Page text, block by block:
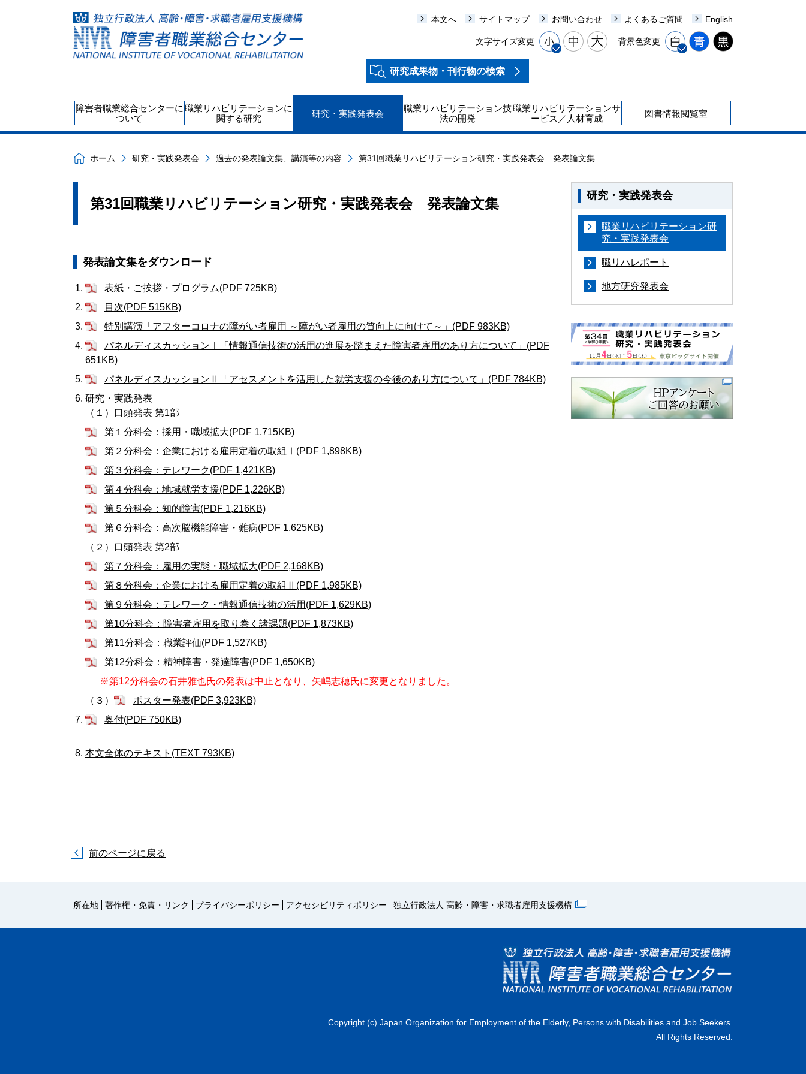
本文へ サイトマップ お問い合わせ よくあるご質問 English
文字サイズ変更 背景色変更
研究成果物・刊行物の検索
障害者職業総合センターに
ついて
職業リハビリテーションに
関する研究
研究・実践発表会
職業リハビリテーション技
法の開発
職業リハビリテーションサ
ービス／人材育成
図書情報閲覧室
ホーム 研究・実践発表会 過去の発表論文集、講演等の内容 第31回職業リハビリテーション研究・実践発表会 発表論文集
第31回職業リハビリテーション研究・実践発表会 発表論文集
発表論文集をダウンロード
表紙・ご挨拶・プログラム(PDF 725KB)
目次(PDF 515KB)
特別講演「アフターコロナの障がい者雇用 ～障がい者雇用の質向上に向けて～」(PDF 983KB)
パネルディスカッションⅠ「情報通信技術の活用の進展を踏まえた障害者雇用のあり方について」(PDF
651KB)
パネルディスカッションⅡ「アセスメントを活用した就労支援の今後のあり方について」(PDF 784KB)
研究・実践発表
（１）口頭発表 第1部
第１分科会：採用・職域拡大(PDF 1,715KB)
第２分科会：企業における雇用定着の取組Ⅰ(PDF 1,898KB)
第３分科会：テレワーク(PDF 1,421KB)
第４分科会：地域就労支援(PDF 1,226KB)
第５分科会：知的障害(PDF 1,216KB)
第６分科会：高次脳機能障害・難病(PDF 1,625KB)
（２）口頭発表 第2部
第７分科会：雇用の実態・職域拡大(PDF 2,168KB)
第８分科会：企業における雇用定着の取組Ⅱ(PDF 1,985KB)
第９分科会：テレワーク・情報通信技術の活用(PDF 1,629KB)
第10分科会：障害者雇用を取り巻く諸課題(PDF 1,873KB)
第11分科会：職業評価(PDF 1,527KB)
第12分科会：精神障害・発達障害(PDF 1,650KB)
※第12分科会の石井雅也氏の発表は中止となり、矢嶋志穂氏に変更となりました。
（３）
ポスター発表(PDF 3,923KB)
奥付(PDF 750KB)
本文全体のテキスト(TEXT 793KB)
研究・実践発表会
職業リハビリテーション研
究・実践発表会
職リハレポート
地方研究発表会
前のページに戻る
所在地 著作権・免責・リンク プライバシーポリシー アクセシビリティポリシー 独立行政法人 高齢・障害・求職者雇用支援機構
Copyright (c) Japan Organization for Employment of the Elderly, Persons with Disabilities and Job Seekers.
All Rights Reserved.